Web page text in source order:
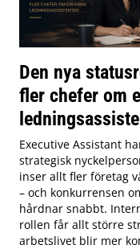
Den nya
fler chefer om
Executive Assistant
strategisk
inser allt fler företag
– och konkurrensen
hårdnar snabbt.
rollen får allt större
arbetslivet blir mer